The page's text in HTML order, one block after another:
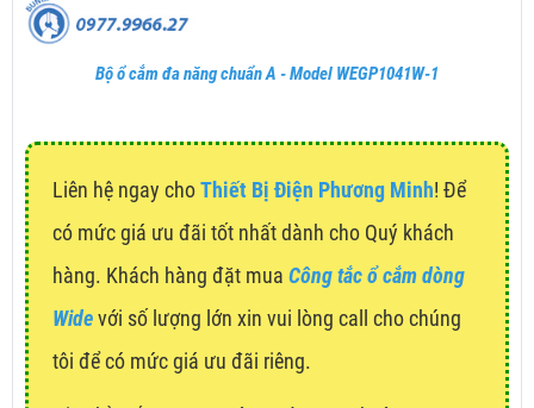
Bộ ổ cắm đa năng chuẩn A - Model WEGP1041W-1
Liên hệ ngay choThiết Bị Điện Phương Minh! Để
có mức giá ưu đãi tốt nhất dành cho Quý khách
hàng. Khách hàng đặt mua Công tắc ổ cắm dòng
Widevới số lượng lớn xin vui lòng call cho chúng
tôi để có mức giá ưu đãi riêng.